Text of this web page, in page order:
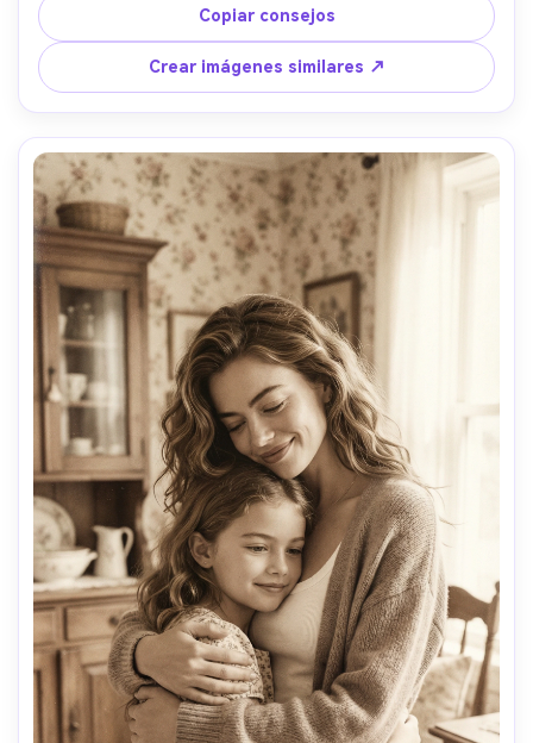
consistente, como un flash en una habitación oscura,
extendida por toda la fotografía. No cambies la cara.
Cambia el fondo detrás de los dos por una cortina blanca.
El hombre la sostenía por detrás.
Copiar consejos
Crear imágenes similares ↗